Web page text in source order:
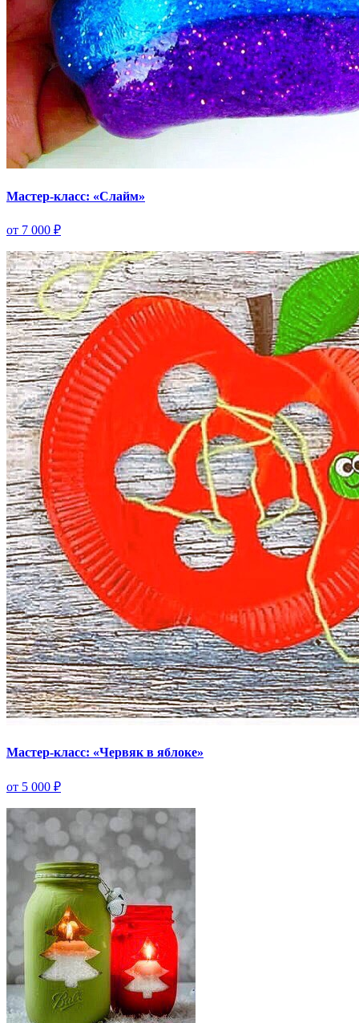
Мастер-класс: «Слайм»
от 7 000 ₽
Мастер-класс: «Червяк в яблоке»
от 5 000 ₽